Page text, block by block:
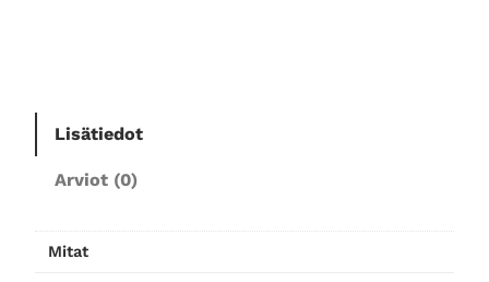
t
Lisätiedot
Arviot (0)
Mitat